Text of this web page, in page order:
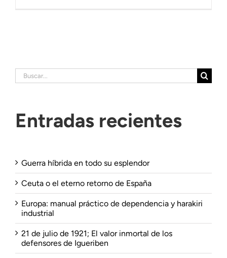
Buscar:
Entradas recientes
Guerra híbrida en todo su esplendor
Ceuta o el eterno retorno de España
Europa: manual práctico de dependencia y harakiri
industrial
21 de julio de 1921; El valor inmortal de los
defensores de Igueriben